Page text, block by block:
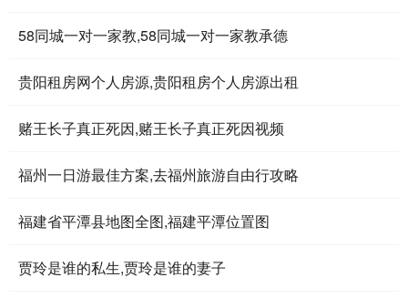
58同城一对一家教,58同城一对一家教承德
贵阳租房网个人房源,贵阳租房个人房源出租
赌王长子真正死因,赌王长子真正死因视频
福州一日游最佳方案,去福州旅游自由行攻略
福建省平潭县地图全图,福建平潭位置图
贾玲是谁的私生,贾玲是谁的妻子